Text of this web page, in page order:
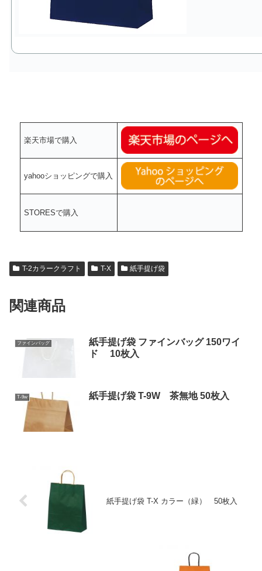
楽天市場で購入
yahooショッピングで購入
STORESで購入
T-2カラークラフト T-X 紙手提げ袋
関連商品
ファインバッグ
紙手提げ袋 ファインバッグ 150ワイ
ド 10枚入
T-9w 紙手提げ袋 T-9W 茶無地 50枚入
紙手提げ袋 T-X カラー（緑） 50枚入